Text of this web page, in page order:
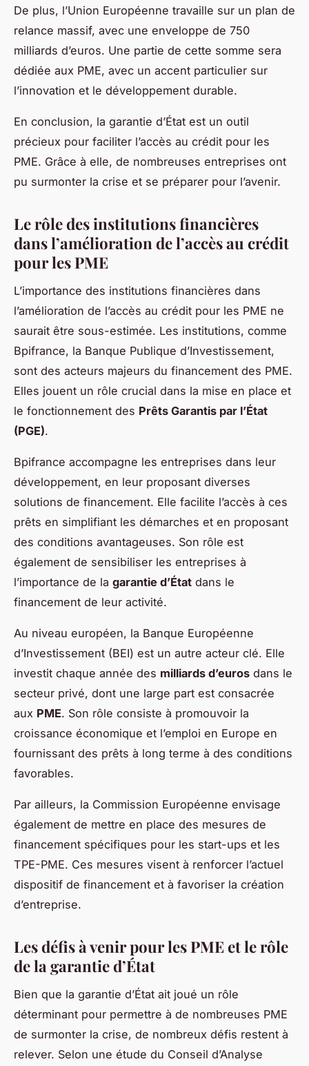
De plus, l’Union Européenne travaille sur un plan de
relance massif, avec une enveloppe de 750
milliards d’euros. Une partie de cette somme sera
dédiée aux PME, avec un accent particulier sur
l’innovation et le développement durable.
En conclusion, la garantie d’État est un outil
précieux pour faciliter l’accès au crédit pour les
PME. Grâce à elle, de nombreuses entreprises ont
pu surmonter la crise et se préparer pour l’avenir.
Le rôle des institutions financières
dans l’amélioration de l’accès au crédit
pour les PME
L’importance des institutions financières dans
l’amélioration de l’accès au crédit pour les PME ne
saurait être sous-estimée. Les institutions, comme
Bpifrance, la Banque Publique d’Investissement,
sont des acteurs majeurs du financement des PME.
Elles jouent un rôle crucial dans la mise en place et
le fonctionnement des Prêts Garantis par l’État
(PGE).
Bpifrance accompagne les entreprises dans leur
développement, en leur proposant diverses
solutions de financement. Elle facilite l’accès à ces
prêts en simplifiant les démarches et en proposant
des conditions avantageuses. Son rôle est
également de sensibiliser les entreprises à
l’importance de la garantie d’État dans le
financement de leur activité.
Au niveau européen, la Banque Européenne
d’Investissement (BEI) est un autre acteur clé. Elle
investit chaque année des milliards d’euros dans le
secteur privé, dont une large part est consacrée
aux PME. Son rôle consiste à promouvoir la
croissance économique et l’emploi en Europe en
fournissant des prêts à long terme à des conditions
favorables.
Par ailleurs, la Commission Européenne envisage
également de mettre en place des mesures de
financement spécifiques pour les start-ups et les
TPE-PME. Ces mesures visent à renforcer l’actuel
dispositif de financement et à favoriser la création
d’entreprise.
Les défis à venir pour les PME et le rôle
de la garantie d’État
Bien que la garantie d’État ait joué un rôle
déterminant pour permettre à de nombreuses PME
de surmonter la crise, de nombreux défis restent à
relever. Selon une étude du Conseil d’Analyse